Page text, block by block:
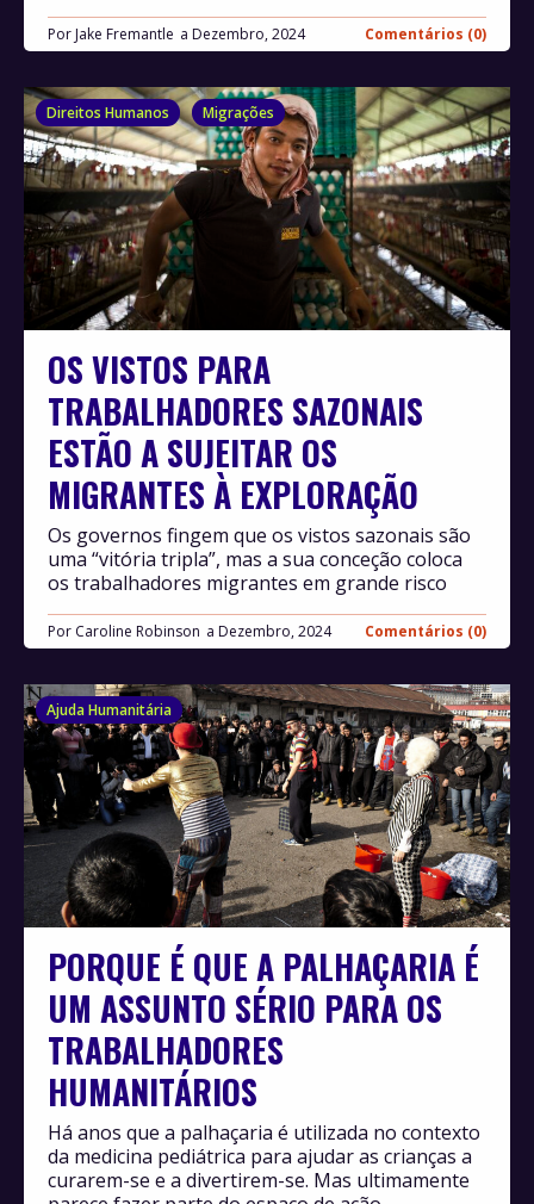
Por Jake Fremantle Dezembro, 2024 Comentários (0)
Direitos Humanos Migrações
OS VISTOS PARA
TRABALHADORES SAZONAIS
ESTÃO A SUJEITAR OS
MIGRANTES À EXPLORAÇÃO
Por Caroline Robinson Dezembro, 2024 Comentários (0)
Os governos fingem que os vistos sazonais são
uma “vitória tripla”, mas a sua conceção coloca
os trabalhadores migrantes em grande risco
Ajuda Humanitária
PORQUE É QUE A PALHAÇARIA É
UM ASSUNTO SÉRIO PARA OS
TRABALHADORES
HUMANITÁRIOS
Há anos que a palhaçaria é utilizada no contexto
da medicina pediátrica para ajudar as crianças a
curarem-se e a divertirem-se. Mas ultimamente